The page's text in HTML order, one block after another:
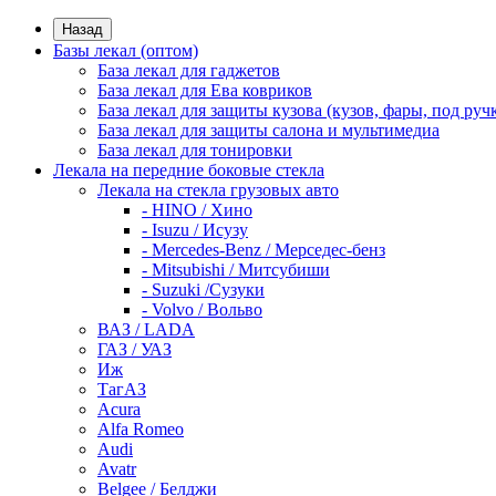
Назад
Базы лекал (оптом)
База лекал для гаджетов
База лекал для Ева ковриков
База лекал для защиты кузова (кузов, фары, под
База лекал для защиты салона и мультимедиа
База лекал для тонировки
Лекала на передние боковые стекла
Лекала на стекла грузовых авто
- HINO / Хино
- Isuzu / Исузу
- Mercedes-Benz / Мерседес-бенз
- Mitsubishi / Митсубиши
- Suzuki /Сузуки
- Volvo / Вольво
ВАЗ / LADA
ГАЗ / УАЗ
Иж
ТагАЗ
Acura
Alfa Romeo
Audi
Avatr
Belgee / Белджи